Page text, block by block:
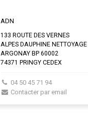
ADN
133 ROUTE DES VERNES
ALPES DAUPHINE NETTOYAGE
ARGONAY BP 60002
74371 PRINGY CEDEX
04 50 45 71 94
Contacter par email